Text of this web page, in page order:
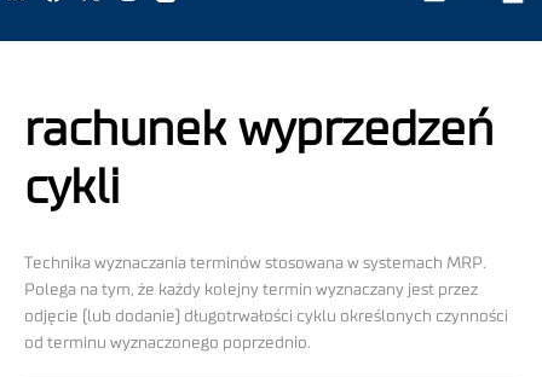
rachunek wyprzedzeń
cykli
Technika wyznaczania terminów stosowana w systemach MRP.
Polega na tym, że każdy kolejny termin wyznaczany jest przez
odjęcie (lub dodanie) długotrwałości cyklu określonych czynności
od terminu wyznaczonego poprzednio.